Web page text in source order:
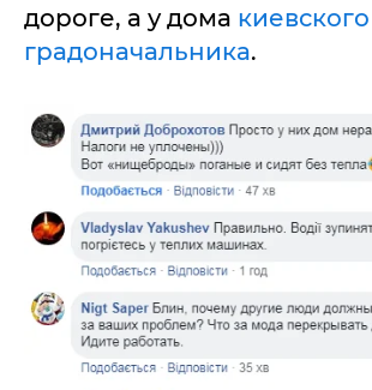
дороге, а у дома киевского
градоначальника.